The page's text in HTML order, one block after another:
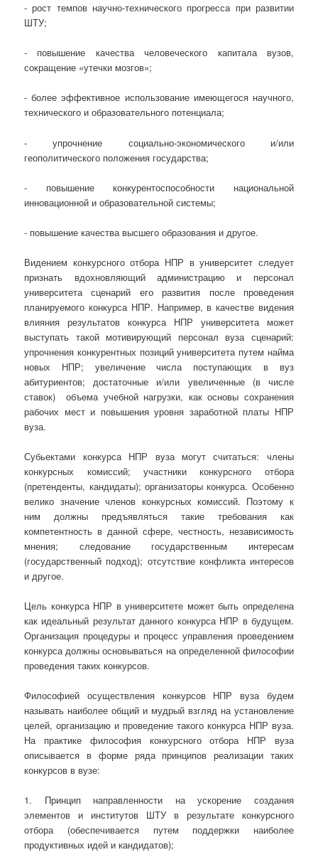
- рост темпов научно-технического прогресса при развитии
ШТУ;
- повышение качества человеческого капитала вузов,
сокращение «утечки мозгов»;
- более эффективное использование имеющегося научного,
технического и образовательного потенциала;
- упрочнение социально-экономического и/или
геополитического положения государства;
- повышение конкурентоспособности национальной
инновационной и образовательной системы;
- повышение качества высшего образования и другое.
Видением конкурсного отбора НПР в университет следует
признать вдохновляющий администрацию и персонал
университета сценарий его развития после проведения
планируемого конкурса НПР. Например, в качестве видения
влияния результатов конкурса НПР университета может
выступать такой мотивирующий персонал вуза сценарий:
упрочнения конкурентных позиций университета путем найма
новых НПР; увеличение числа поступающих в вуз
абитуриентов; достаточные и/или увеличенные (в числе
ставок) объема учебной нагрузки, как основы сохранения
рабочих мест и повышения уровня заработной платы НПР
вуза.
Субьектами конкурса НПР вуза могут считаться: члены
конкурсных комиссий; участники конкурсного отбора
(претенденты, кандидаты); организаторы конкурса. Особенно
велико значение членов конкурсных комиссий. Поэтому к
ним должны предъявляться такие требования как
компетентность в данной сфере, честность, независимость
мнения; следование государственным интересам
(государственный подход); отсутствие конфликта интересов
и другое.
Цель конкурса НПР в университете может быть определена
как идеальный результат данного конкурса НПР в будущем.
Организация процедуры и процесс управления проведением
конкурса должны основываться на определенной философии
проведения таких конкурсов.
Философией осуществления конкурсов НПР вуза будем
называть наиболее общий и мудрый взгляд на установление
целей, организацию и проведение такого конкурса НПР вуза.
На практике философия конкурсного отбора НПР вуза
описывается в форме ряда принципов реализации таких
конкурсов в вузе:
1. Принцип направленности на ускорение создания
элементов и институтов ШТУ в результате конкурсного
отбора (обеспечивается путем поддержки наиболее
продуктивных идей и кандидатов);